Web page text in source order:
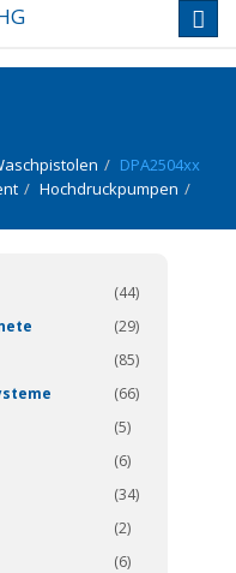
DPA2504xx
Hochdruckpumpen
(44)
(29)
(85)
(66)
(5)
(6)
(34)
(2)
(6)